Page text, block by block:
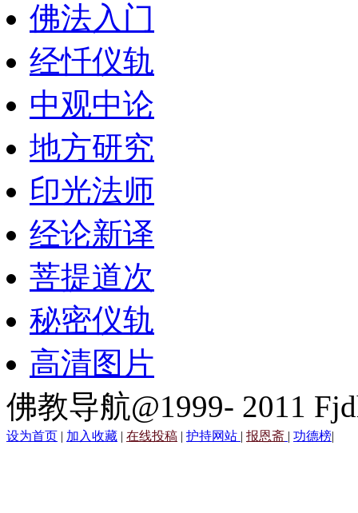
佛法入门
经忏仪轨
中观中论
地方研究
印光法师
经论新译
菩提道次
秘密仪轨
高清图片
佛教导航@1999- 2011
设为首页 | 加入收藏 | 在线投稿 | 护持网站 | 报恩斋 | 功德榜|